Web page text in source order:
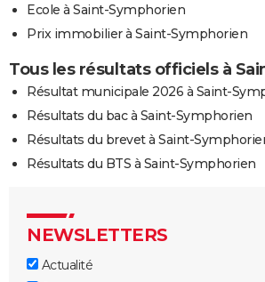
Ecole à Saint-Symphorien
Prix immobilier à Saint-Symphorien
Tous les résultats officiels à
Résultat municipale 2026 à Saint-
Résultats du bac à Saint-Symphorien
Résultats du brevet à Saint-
Résultats du BTS à Saint-Symphorien
NEWSLETTERS
Actualité